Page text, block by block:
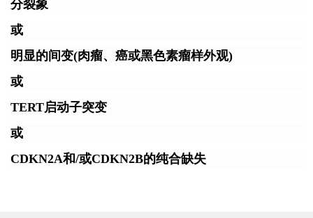
分裂象
或
明显的间变(肉瘤、癌或黑色素瘤样外观)
或
TERT启动子突变
或
CDKN2A和/或CDKN2B的纯合缺失